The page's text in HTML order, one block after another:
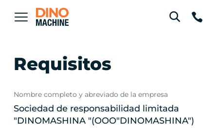
Requisitos
Nombre completo y abreviado de la empresa
Sociedad de responsabilidad limitada
"DINOMASHINA "(OOO"DINOMASHINA")